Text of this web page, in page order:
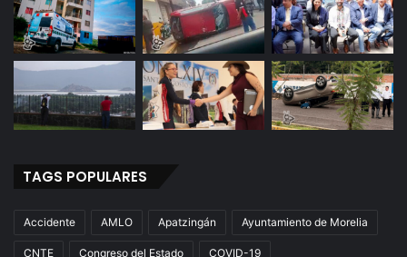
TAGS POPULARES
Accidente AMLO Apatzingán Ayuntamiento de Morelia
CNTE Congreso del Estado COVID-19